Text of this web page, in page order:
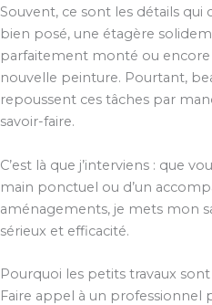
Souvent, ce sont les détails
bien posé, une étagère
parfaitement monté ou
nouvelle peinture. Pourtant,
repoussent ces tâches par
savoir-faire.
C’est là que j’interviens : que
main ponctuel ou d’un
aménagements, je mets mon
sérieux et efficacité.
Pourquoi les petits travaux
Faire appel à un professionnel